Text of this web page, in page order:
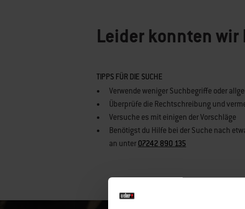
Leider konnten
TIPPS FÜR DIE SUCHE
Verwende weniger Suchbegriffe oder
Überprüfe die Rechtschreibung und
Versuche es mit einigen der Vorschläge
Benötigst du Hilfe bei der Suche nach
an unter07242 890 135